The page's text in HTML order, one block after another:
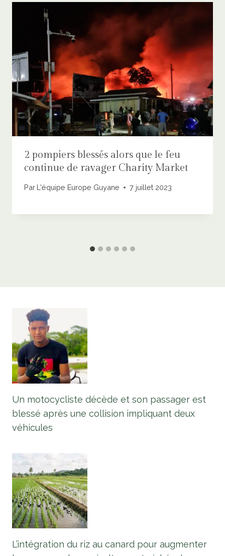
2 pompiers blessés alors que le feu
continue de ravager Charity Market
Par L'équipe Europe Guyane 7 juillet 2023
Un motocycliste décède et son passager est
blessé après une collision impliquant deux
véhicules
L’intégration du riz au canard pour augmenter